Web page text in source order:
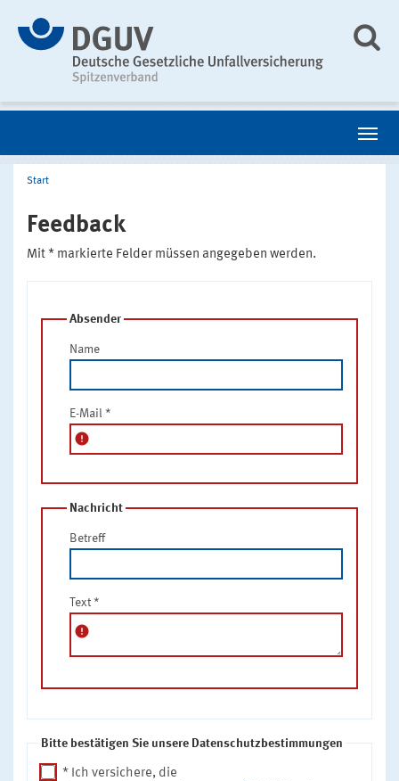
Start
Feedback
Mit * markierte Felder müssen angegeben werden.
Absender
Name
E-Mail *
error
Nachricht
Betreff
Text *
error
Bitte bestätigen Sie unsere Datenschutzbestimmungen
* Ich versichere, die